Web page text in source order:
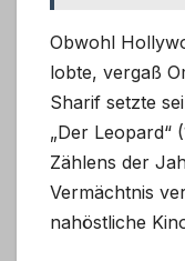
Obwohl
lobte, vergaß
Sharif setzte
„Der Leopard“
Zählens der
Vermächtnis
nahöstliche